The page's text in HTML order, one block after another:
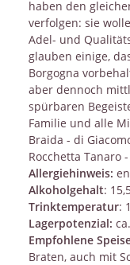
haben den
verfolgen: sie
Adel- und
glauben einige,
Borgogna
aber dennoch
spürbaren
Familie und alle
Braida - di
Rocchetta Tanaro
Allergiehinweis:
Alkoholgehalt:
Trinktemperatur:
Lagerpotenzial:
Empfohlene
Braten, auch mit